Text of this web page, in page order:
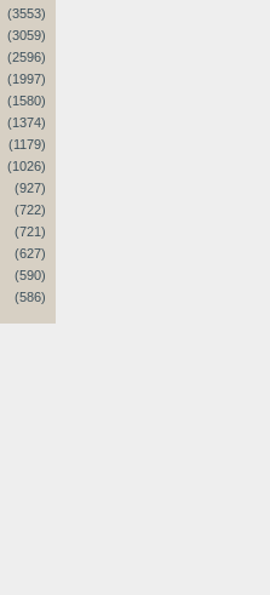
(3553)
(3059)
(2596)
(1997)
(1580)
(1374)
(1179)
(1026)
(927)
(722)
(721)
(627)
(590)
(586)